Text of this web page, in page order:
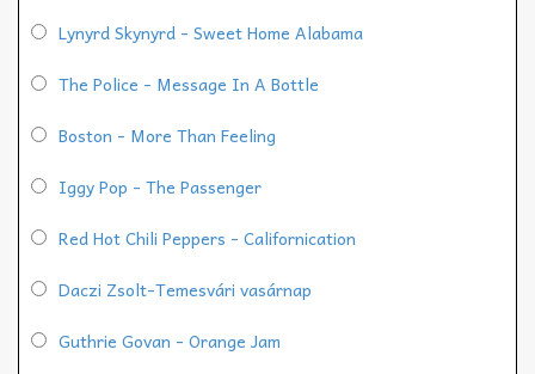
Lynyrd Skynyrd - Sweet Home Alabama
The Police - Message In A Bottle
Boston - More Than Feeling
Iggy Pop - The Passenger
Red Hot Chili Peppers - Californication
Daczi Zsolt-Temesvári vasárnap
Guthrie Govan - Orange Jam